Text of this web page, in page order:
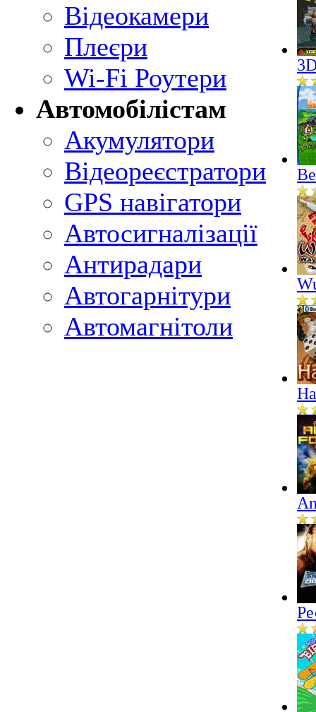
Відеокамери
Плеєри
Wi-Fi Роутери
Автомобілістам
Акумулятори
Відеореєстратори
GPS навігатори
Автосигналізації
Антирадари
Автогарнітури
Автомагнітоли